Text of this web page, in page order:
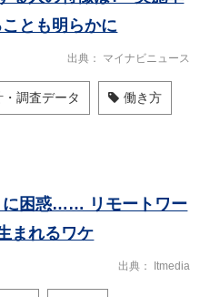
とも明らかに
出典 マイナビニュース
・調査データ 働き方
に困惑…… リモートワー
まれるワケ
出典 Itmedia